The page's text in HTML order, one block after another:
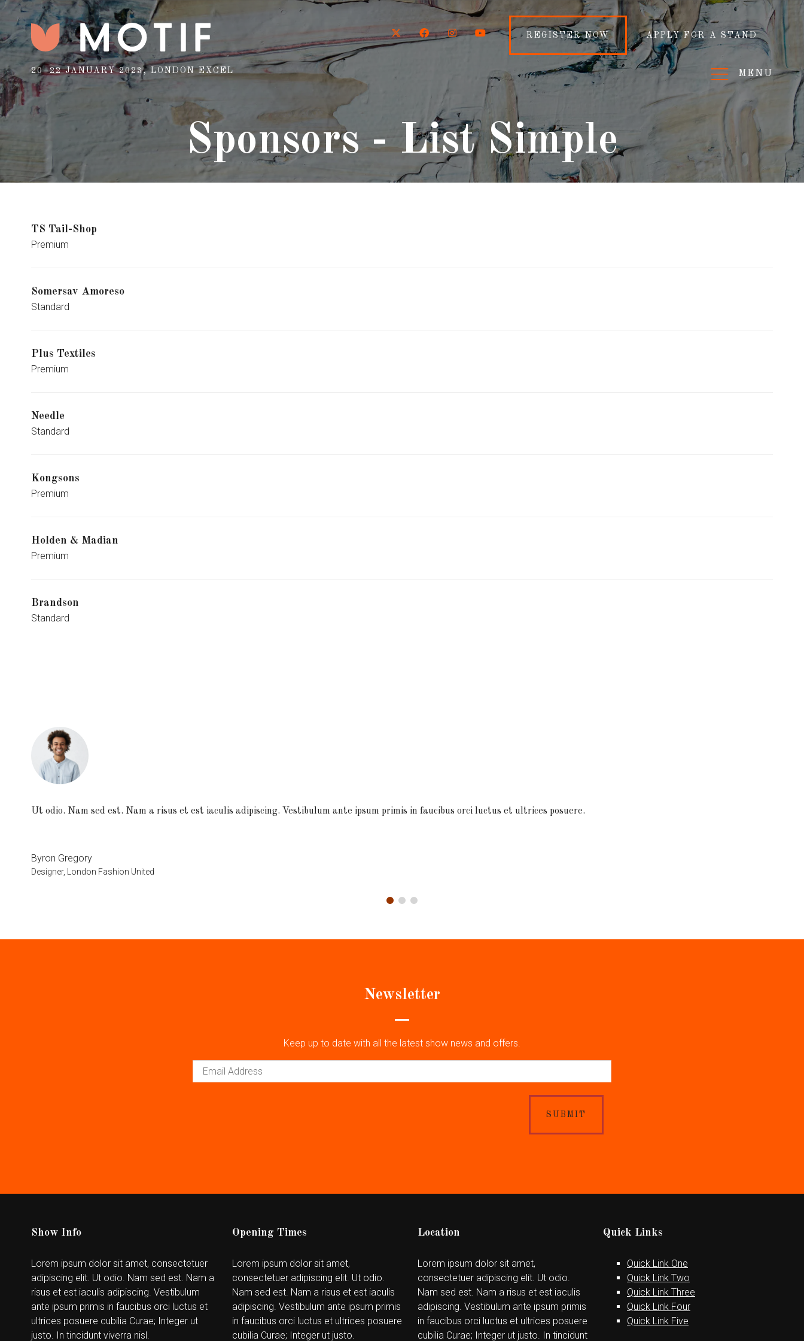
20–22 JANUARY 2023, LONDON EXCEL
TwitterFacebookInstagramYouTubeREGISTER NOW APPLY FOR A STAND
MENU
Sponsors - List Simple
TS Tail-Shop
Premium
Somersav Amoreso
Standard
Plus Textiles
Premium
Needle
Standard
Kongsons
Premium
Holden & Madian
Premium
Brandson
Standard
Ut odio. Nam sed est. Nam a risus et est iaculis adipiscing. Vestibulum ante ipsum primis in faucibus orci luctus et ultrices posuere.
Byron Gregory
Designer, London Fashion United
Newsletter
Keep up to date with all the latest show news and offers.
SUBMIT
Show Info
Lorem ipsum dolor sit amet, consectetuer
adipiscing elit. Ut odio. Nam sed est. Nam a
risus et est iaculis adipiscing. Vestibulum
ante ipsum primis in faucibus orci luctus et
ultrices posuere cubilia Curae; Integer ut
justo. In tincidunt viverra nisl.
Opening Times
Lorem ipsum dolor sit amet,
consectetuer adipiscing elit. Ut odio.
Nam sed est. Nam a risus et est iaculis
adipiscing. Vestibulum ante ipsum primis
in faucibus orci luctus et ultrices posuere
cubilia Curae; Integer ut justo.
Location
Lorem ipsum dolor sit amet,
consectetuer adipiscing elit. Ut odio.
Nam sed est. Nam a risus et est iaculis
adipiscing. Vestibulum ante ipsum primis
in faucibus orci luctus et ultrices posuere
cubilia Curae; Integer ut justo. In tincidunt
Quick Links
Quick Link One
Quick Link Two
Quick Link Three
Quick Link Four
Quick Link Five